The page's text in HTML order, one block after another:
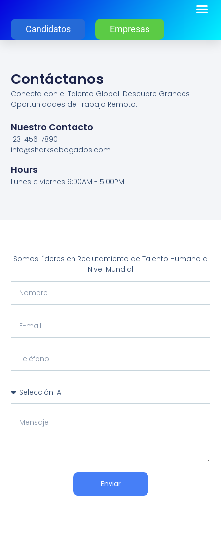
Candidatos Empresas
Contáctanos
Conecta con el Talento Global: Descubre Grandes
Oportunidades de Trabajo Remoto.
Nuestro Contacto
123-456-7890
info@sharksabogados.com
Hours
Lunes a viernes 9:00AM - 5:00PM
Somos líderes en Reclutamiento de Talento Humano a
Nivel Mundial
Enviar